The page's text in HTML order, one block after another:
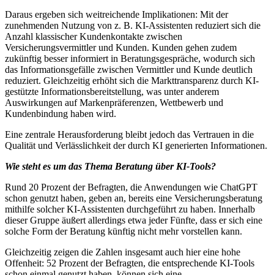
Daraus ergeben sich weitreichende Implikationen: Mit der
zunehmenden Nutzung von z. B. KI-Assistenten reduziert sich die
Anzahl klassischer Kundenkontakte zwischen
Versicherungsvermittler und Kunden. Kunden gehen zudem
zukünftig besser informiert in Beratungsgespräche, wodurch sich
das Informationsgefälle zwischen Vermittler und Kunde deutlich
reduziert. Gleichzeitig erhöht sich die Markttransparenz durch KI-
gestützte Informationsbereitstellung, was unter anderem
Auswirkungen auf Markenpräferenzen, Wettbewerb und
Kundenbindung haben wird.
Eine zentrale Herausforderung bleibt jedoch das Vertrauen in die
Qualität und Verlässlichkeit der durch KI generierten Informationen.
Wie steht es um das Thema Beratung über KI-Tools?
Rund 20 Prozent der Befragten, die Anwendungen wie ChatGPT
schon genutzt haben, geben an, bereits eine Versicherungsberatung
mithilfe solcher KI-Assistenten durchgeführt zu haben. Innerhalb
dieser Gruppe äußert allerdings etwa jeder Fünfte, dass er sich eine
solche Form der Beratung künftig nicht mehr vorstellen kann.
Gleichzeitig zeigen die Zahlen insgesamt auch hier eine hohe
Offenheit: 52 Prozent der Befragten, die entsprechende KI-Tools